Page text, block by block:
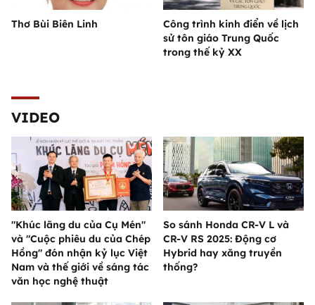
Thơ Bùi Biên Linh
Công trình kinh điển về lịch
sử tôn giáo Trung Quốc
trong thế kỷ XX
VIDEO
"Khúc lãng du của Cụ Mén"
và "Cuộc phiêu du của Chép
Hồng" đón nhận kỷ lục Việt
Nam và thế giới về sáng tác
văn học nghệ thuật
So sánh Honda CR-V L và
CR-V RS 2025: Động cơ
Hybrid hay xăng truyền
thống?